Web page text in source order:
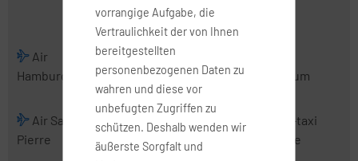
Express
Air
Hamburg
Air Malta
Mediterranean
Nostrum
Air Saint-
Pierre
Air Serbia Air Urga
Air-taxi
europe
vorrangige Aufgabe, die
Vertraulichkeit der von Ihnen
bereitgestellten
personenbezogenen Daten zu
wahren und diese vor
unbefugten Zugriffen zu
schützen. Deshalb wenden wir
äußerste Sorgfalt und